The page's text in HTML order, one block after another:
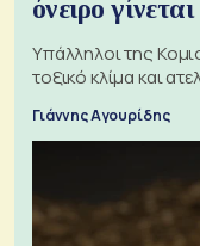
όνειρο
Υπάλληλοι της
τοξικό κλίμα και
Γιάννης Αγουρίδης